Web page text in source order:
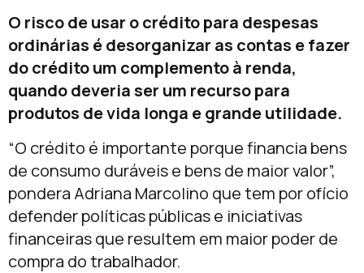
O risco de usar o crédito para despesas
ordinárias é desorganizar as contas e fazer
do crédito um complemento à renda,
quando deveria ser um recurso para
produtos de vida longa e grande utilidade.
“O crédito é importante porque financia bens
de consumo duráveis e bens de maior valor”,
pondera Adriana Marcolino que tem por ofício
defender políticas públicas e iniciativas
financeiras que resultem em maior poder de
compra do trabalhador.